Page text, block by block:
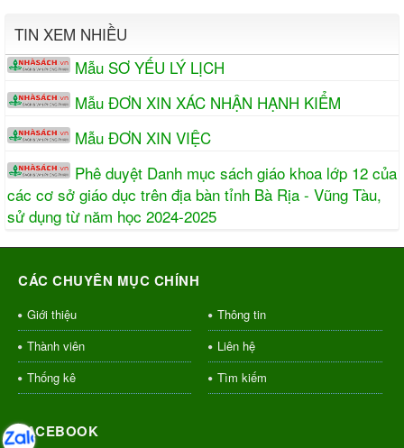
TIN XEM NHIỀU
Mẫu SƠ YẾU LÝ LỊCH
Mẫu ĐƠN XIN XÁC NHẬN HẠNH KIỂM
Mẫu ĐƠN XIN VIỆC
Phê duyệt Danh mục sách giáo khoa lớp 12 của
các cơ sở giáo dục trên địa bàn tỉnh Bà Rịa - Vũng Tàu,
sử dụng từ năm học 2024-2025
CÁC CHUYÊN MỤC CHÍNH
Giới thiệu
Thông tin
Thành viên
Liên hệ
Thống kê
Tìm kiếm
FACEBOOK